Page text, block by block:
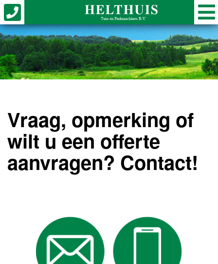
Vraag, opmerking of
wilt u een offerte
aanvragen? Contact!